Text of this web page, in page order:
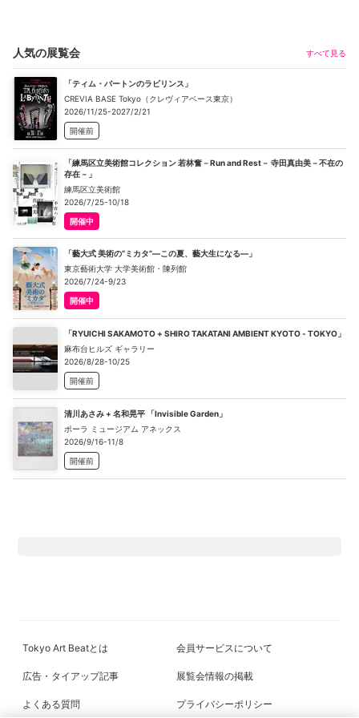
人気の展覧会 すべて見る
「ティム・バートンのラビリンス」
CREVIA BASE Tokyo（クレヴィアベース東京）
2026/11/25-2027/2/21
開催前
「練馬区立美術館コレクション 若林奮－Run and Rest－ 寺田真由美－不在の
存在－」
練馬区立美術館
2026/7/25-10/18
開催中
「藝大式 美術の“ミカタ”―この夏、藝大生になる―」
東京藝術大学 大学美術館・陳列館
2026/7/24-9/23
開催中
「RYUICHI SAKAMOTO + SHIRO TAKATANI AMBIENT KYOTO - TOKYO」
麻布台ヒルズ ギャラリー
2026/8/28-10/25
開催前
清川あさみ + 名和晃平 「Invisible Garden」
ポーラ ミュージアム アネックス
2026/9/16-11/8
開催前
Tokyo Art Beatとは 会員サービスについて
広告・タイアップ記事 展覧会情報の掲載
よくある質問 プライバシーポリシー